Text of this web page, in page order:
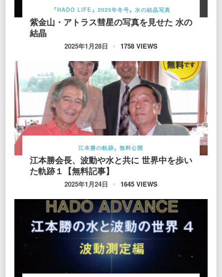
『HADO LIFE』2025年冬号 水の結晶写真
紫金山・アトラス彗星の写真を見せた 水の
結晶
2025年1月28日 1758 VIEWS
江本勝の軌跡 無料公開
江本勝会長、波動や水と共に 世界中を歩い
た軌跡１【無料記事】
2025年1月24日 1645 VIEWS